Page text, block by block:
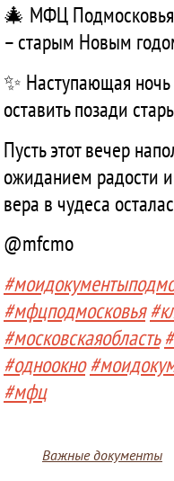
🎄 МФЦ Подмосковья
– старым Новым
✨ Наступающая
оставить позади
Пусть этот вечер
ожиданием радости
вера в чудеса
@mfcmo
#мфцподмосковья
#московскаяобласть
#одноокно
#мфц
Важные документы